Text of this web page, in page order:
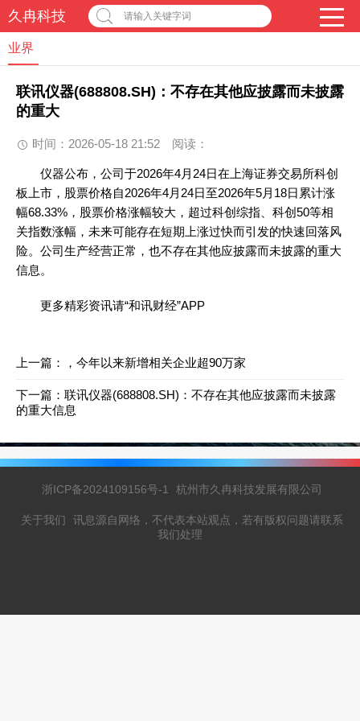
久冉科技 请输入关键字词
业界
联讯仪器(688808.SH)：不存在其他应披露而未披露
的重大
时间：2026-05-18 21:52 阅读：
仪器公布，公司于2026年4月24日在上海证券交易所科创
板上市，股票价格自2026年4月24日至2026年5月18日累计涨
幅68.33%，股票价格涨幅较大，超过科创综指、科创50等相
关指数涨幅，未来可能存在短期上涨过快而引发的快速回落风
险。公司生产经营正常，也不存在其他应披露而未披露的重大
信息。
更多精彩资讯请“和讯财经”APP
上一篇： ，今年以来新增相关企业超90万家
下一篇： 联讯仪器(688808.SH)：不存在其他应披露而未披露
的重大信息
浙ICP备2024109156号-1 杭州市久冉科技发展有限公司
关于我们
讯息源自网络，不代表本站观点，若有版权问题请联系
我们处理